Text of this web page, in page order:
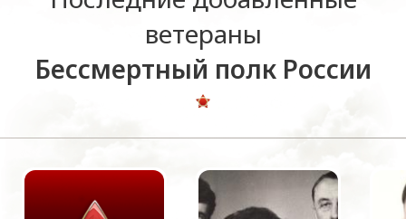
ветераны
Бессмертный полк России